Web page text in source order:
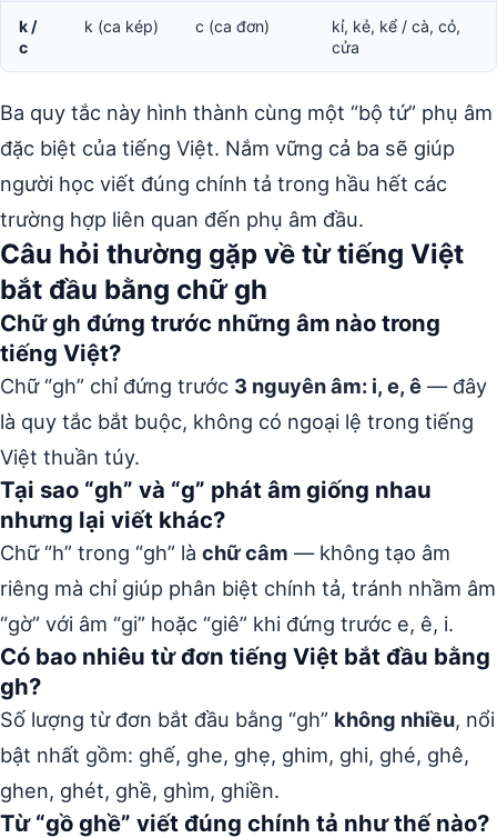
k /
c
k (ca kép) c (ca đơn)
kỉ, kẻ, kể / cà, cỏ,
cửa
Ba quy tắc này hình thành cùng một “bộ tứ” phụ âm
đặc biệt của tiếng Việt. Nắm vững cả ba sẽ giúp
người học viết đúng chính tả trong hầu hết các
trường hợp liên quan đến phụ âm đầu.
Câu hỏi thường gặp về từ tiếng Việt
bắt đầu bằng chữ gh
Chữ gh đứng trước những âm nào trong
tiếng Việt?
Chữ “gh” chỉ đứng trước 3 nguyên âm: i, e, ê — đây
là quy tắc bắt buộc, không có ngoại lệ trong tiếng
Việt thuần túy.
Tại sao “gh” và “g” phát âm giống nhau
nhưng lại viết khác?
Chữ “h” trong “gh” là chữ câm — không tạo âm
riêng mà chỉ giúp phân biệt chính tả, tránh nhầm âm
“gờ” với âm “gi” hoặc “giê” khi đứng trước e, ê, i.
Có bao nhiêu từ đơn tiếng Việt bắt đầu bằng
gh?
Số lượng từ đơn bắt đầu bằng “gh” không nhiều, nổi
bật nhất gồm: ghế, ghe, ghẹ, ghim, ghi, ghé, ghê,
ghen, ghét, ghề, ghìm, ghiền.
Từ “gồ ghề” viết đúng chính tả như thế nào?